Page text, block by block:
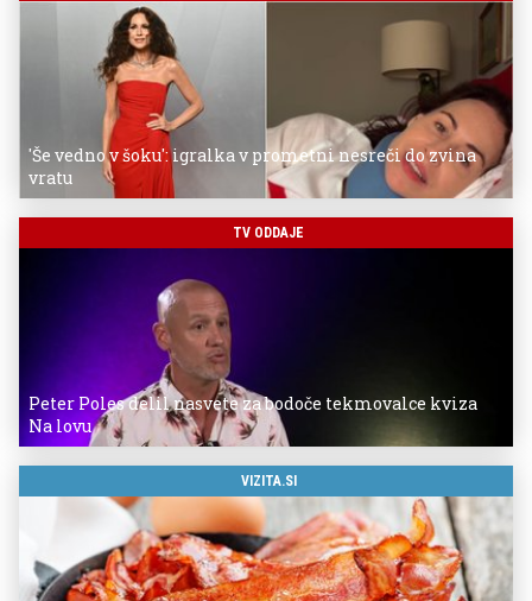
'Še vedno v šoku': igralka v prometni nesreči do zvina
vratu
TV ODDAJE
Peter Poles delil nasvete za bodoče tekmovalce kviza
Na lovu
VIZITA.SI